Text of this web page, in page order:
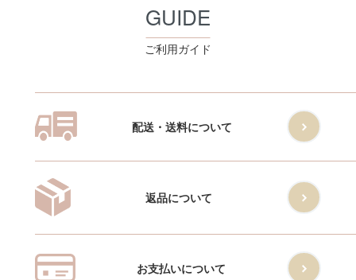
GUIDE
ご利用ガイド
配送・送料について
返品について
お支払いについて